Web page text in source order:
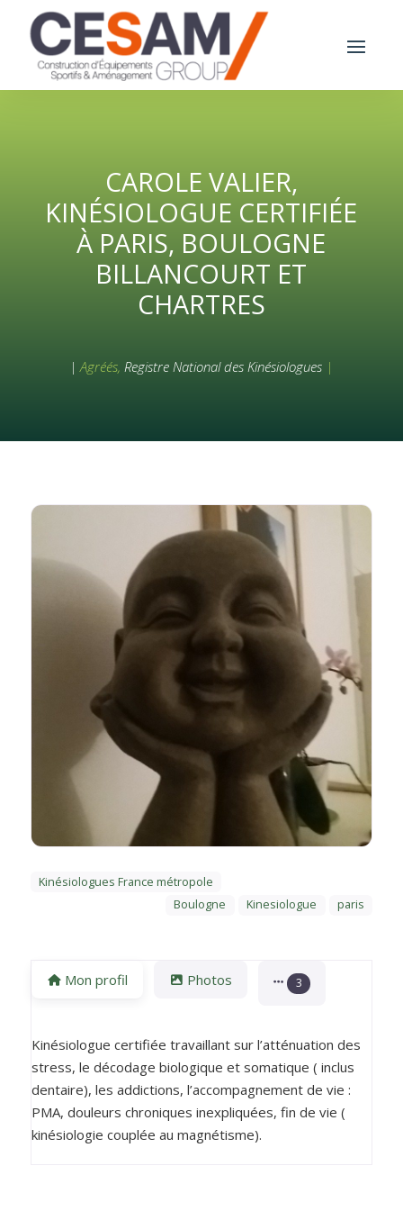
CAROLE VALIER,
KINÉSIOLOGUE CERTIFIÉE
À PARIS, BOULOGNE
BILLANCOURT ET
CHARTRES
|Agréés, Registre National des Kinésiologues |
Kinésiologues France métropole
Boulogne
Kinesiologue paris
Mon profil Photos 3
Kinésiologue certifiée travaillant sur l’atténuation des
stress, le décodage biologique et somatique ( inclus
dentaire), les addictions, l’accompagnement de vie :
PMA, douleurs chroniques inexpliquées, fin de vie (
kinésiologie couplée au magnétisme).